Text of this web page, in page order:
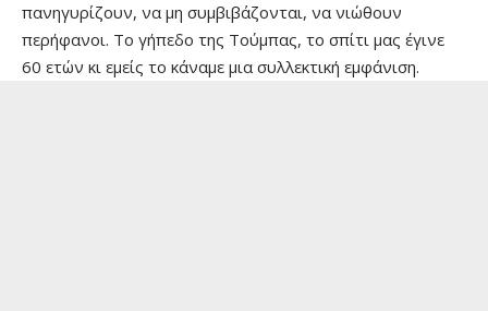
πανηγυρίζουν, να μη συμβιβάζονται, να νιώθουν
περήφανοι. Το γήπεδο της Τούμπας, το σπίτι μας έγινε
60 ετών κι εμείς το κάναμε μια συλλεκτική εμφάνιση.